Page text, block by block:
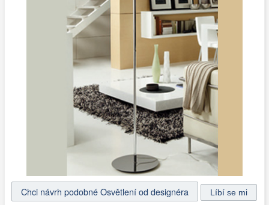
Chci návrh podobné Osvětlení od designéra